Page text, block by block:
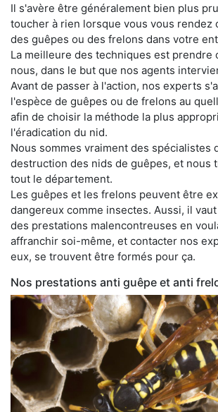
Il s'avère être généralement bien plus
toucher à rien lorsque vous vous rendez
des guêpes ou des frelons dans votre
La meilleure des techniques est prendre
nous, dans le but que nos agents
Avant de passer à l'action, nos experts
l'espèce de guêpes ou de frelons au
afin de choisir la méthode la plus
l'éradication du nid.
Nous sommes vraiment des spécialistes
destruction des nids de guêpes, et nous
tout le département.
Les guêpes et les frelons peuvent être
dangereux comme insectes. Aussi, il
des prestations malencontreuses en
affranchir soi-même, et contacter nos
eux, se trouvent être formés pour ça.
Nos prestations anti guêpe et anti